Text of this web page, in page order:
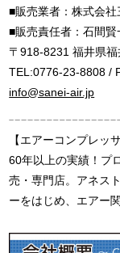
■販売業者：株式会社
■販売責任者：石間
〒918-8231 福井県
TEL:0776-23-8808 /
info@sanei-air.jp
【エアーコンプレッ
60年以上の実績！プ
売・専門店。アネス
ーをはじめ、エアー